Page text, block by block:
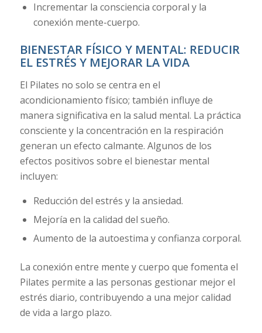
Incrementar la consciencia corporal y la
conexión mente-cuerpo.
BIENESTAR FÍSICO Y MENTAL: REDUCIR
EL ESTRÉS Y MEJORAR LA VIDA
El Pilates no solo se centra en el
acondicionamiento físico; también influye de
manera significativa en la salud mental. La práctica
consciente y la concentración en la respiración
generan un efecto calmante. Algunos de los
efectos positivos sobre el bienestar mental
incluyen:
Reducción del estrés y la ansiedad.
Mejoría en la calidad del sueño.
Aumento de la autoestima y confianza corporal.
La conexión entre mente y cuerpo que fomenta el
Pilates permite a las personas gestionar mejor el
estrés diario, contribuyendo a una mejor calidad
de vida a largo plazo.